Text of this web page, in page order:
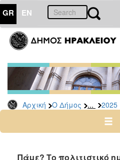
GR EN
Αρχική Ο Δήμος ... 2025
ΔΗΜΟΣ
Δελτία
Τύπου
Αρχείο
2026
2024
Πάμε? Το πολιτιστικό